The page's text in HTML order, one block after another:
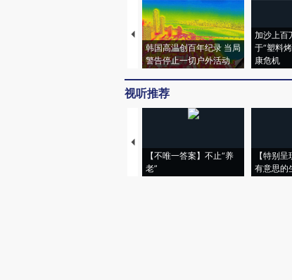
韩国高温创百年纪录 当局
警告停止一切户外活动
加沙上百
于“塑料
康危机
视听推荐
【不唯一答案】不止“养
老”
【特别
有意思的